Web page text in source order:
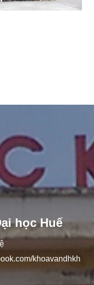
học Huế
khoavandhkh